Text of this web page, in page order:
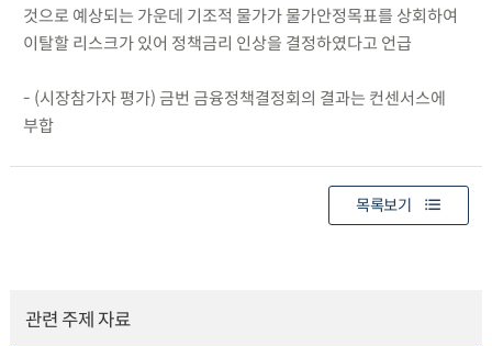
것으로 예상되는 가운데 기조적 물가가 물가안정목표를 상회하여
이탈할 리스크가 있어 정책금리 인상을 결정하였다고 언급
- (시장참가자 평가) 금번 금융정책결정회의 결과는 컨센서스에
부합
목록보기
관련 주제 자료